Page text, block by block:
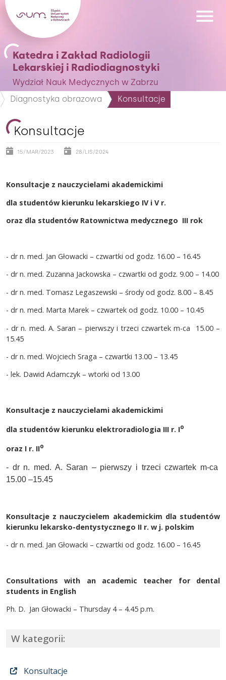
Katedra i Zakład Radiologii
Lekarskiej i Radiodiagnostyki
Wydział Nauk Medycznych w Zabrzu
Diagnostyka obrazowa
Konsultacje
Konsultacje
15/MAR/2023 28/LIS/2024
Konsultacje z nauczycielami akademickimi
dla studentów kierunku lekarskiego IV i V r.
oraz dla studentów Ratownictwa medycznego III rok
- dr n. med. Jan Głowacki – czwartki od godz. 16.00 – 16.45
- dr n. med. Zuzanna Jackowska – czwartki od godz. 9.00 – 14.00
- dr n. med. Tomasz Legaszewski – środy od godz. 8.00 – 8.45
- dr n. med. Marta Marek – czwartek od godz. 10.00 – 10.45
- dr n. med. A. Saran – pierwszy i trzeci czwartek m-ca 15.00 –
15.45
- dr n. med. Wojciech Sraga – czwartki 13.00 – 13.45
- lek. Dawid Adamczyk – wtorki od 13.00
Konsultacje z nauczycielami akademickimi
dla studentów kierunku elektroradiologia III r. Io
oraz I r. IIo
- dr n. med. A. Saran – pierwszy i trzeci czwartek m-ca
15.00 –15.45
Konsultacje z nauczycielem akademickim dla studentów
kierunku lekarsko-dentystycznego II r. w j. polskim
- dr n. med. Jan Głowacki – czwartki od godz. 16.00 – 16.45
Consultations with an academic teacher for dental
students in English
Ph. D. Jan Głowacki – Thursday 4 – 4.45 p.m.
W kategorii:
Konsultacje